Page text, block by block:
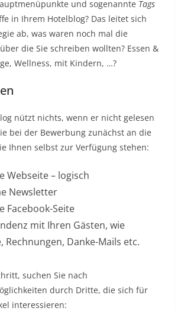
und sogenannte Tags
in Ihrem Hotelblog? Das leitet sich
ab, was waren noch mal die
die Sie schreiben wollten? Essen &
Wellness, mit Kindern, …?
nützt nichts, wenn er nicht gelesen
bei der Bewerbung zunächst an die
Ihnen selbst zur Verfügung stehen:
Webseite – logisch
Newsletter
Facebook-Seite
mit Ihren Gästen, wie
Rechnungen, Danke-Mails etc.
suchen Sie nach
durch Dritte, die sich für
interessieren: